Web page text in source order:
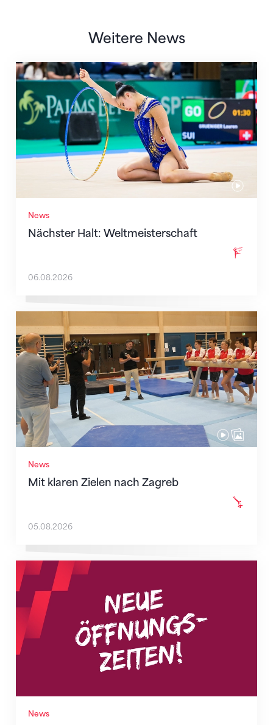
Weitere News
News
Nächster Halt: Weltmeisterschaft
Nächster Halt: Weltmeisterschaft
06.08.2026
News
Mit klaren Zielen nach Zagreb
Mit klaren Zielen nach Zagreb
05.08.2026
News
Neue Empfangszeiten ab 1. August 2026